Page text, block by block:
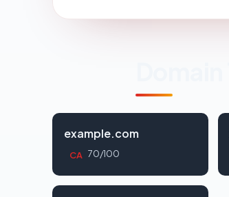
example.com
CA 70/100